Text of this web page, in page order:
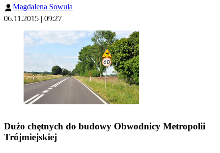
Magdalena Sowula
06.11.2015 | 09:27
Dużo chętnych do budowy Obwodnicy Metropolii
Trójmiejskiej